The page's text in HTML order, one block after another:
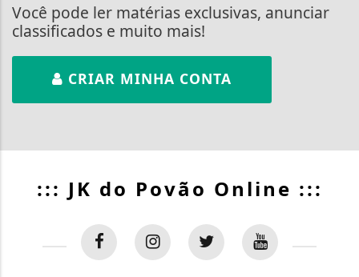
Você pode ler matérias exclusivas, anunciar
classificados e muito mais!
CRIAR MINHA CONTA
::: JK do Povão Online :::